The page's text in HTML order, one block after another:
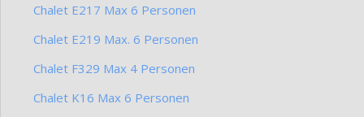
Chalet E217 Max 6 Personen
Chalet E219 Max. 6 Personen
Chalet F329 Max 4 Personen
Chalet K16 Max 6 Personen